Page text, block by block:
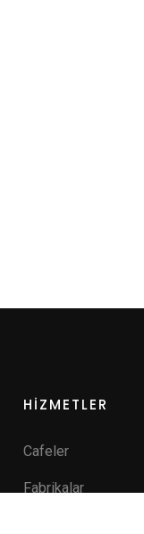
HİZMETLER
Cafeler
Fabrikalar